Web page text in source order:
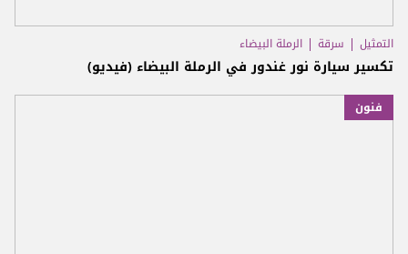
التمثيل سرقة الرملة البيضاء
تكسير سيارة نور غندور في الرملة البيضاء (فيديو)
فنون